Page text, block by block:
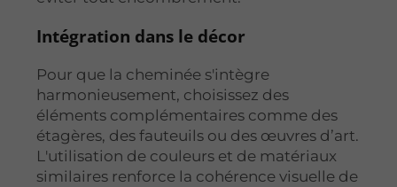
Intégration dans le décor
Pour que la cheminée s'intègre
harmonieusement, choisissez des
éléments complémentaires comme des
étagères, des fauteuils ou des œuvres d’art.
L'utilisation de couleurs et de matériaux
similaires renforce la cohérence visuelle de